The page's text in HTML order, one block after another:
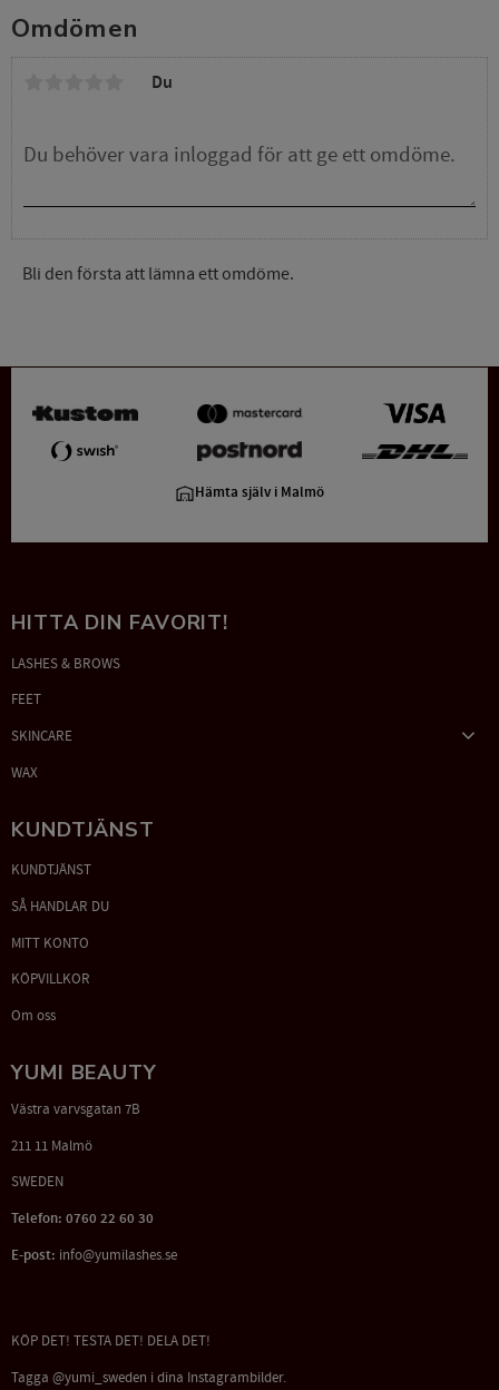
Omdömen
Du
Bli den första att lämna ett omdöme.
Hämta själv i Malmö
HITTA DIN FAVORIT!
LASHES & BROWS
FEET
SKINCARE
WAX
KUNDTJÄNST
KUNDTJÄNST
SÅ HANDLAR DU
MITT KONTO
KÖPVILLKOR
Om oss
YUMI BEAUTY
Västra varvsgatan 7B
211 11 Malmö
SWEDEN
Telefon: 0760 22 60 30
E-post: info@yumilashes.se
KÖP DET! TESTA DET! DELA DET!
Tagga @yumi_sweden i dina Instagrambilder.